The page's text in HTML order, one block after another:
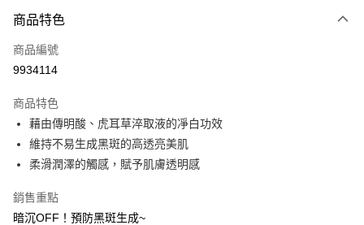
POYA支付
信用卡一次付款
LINE Pay
Apple Pay
悠遊付
商品特色
商品編號
9934114
商品特色
藉由傳明酸、虎耳草淬取液的凈白功效
維持不易生成黑斑的高透亮美肌
柔滑潤澤的觸感，賦予肌膚透明感
銷售重點
暗沉OFF！預防黑斑生成~